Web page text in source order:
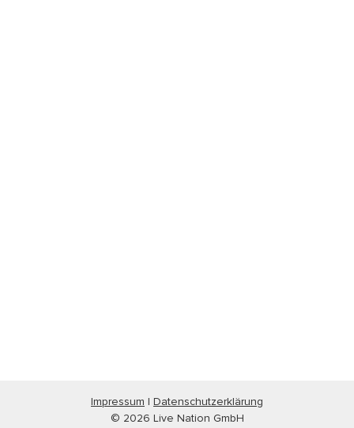
Impressum | Datenschutzerklärung
© 2026 Live Nation GmbH